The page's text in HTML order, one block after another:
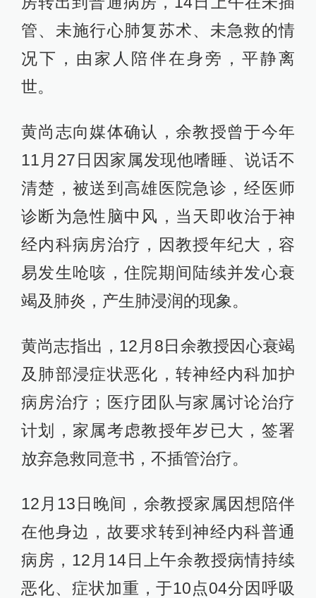
管、未施行心肺复苏术、未急救的情
况下，由家人陪伴在身旁，平静离
世。
黄尚志向媒体确认，余教授曾于今年
11月27日因家属发现他嗜睡、说话不
清楚，被送到高雄医院急诊，经医师
诊断为急性脑中风，当天即收治于神
经内科病房治疗，因教授年纪大，容
易发生呛咳，住院期间陆续并发心衰
竭及肺炎，产生肺浸润的现象。
黄尚志指出，12月8日余教授因心衰竭
及肺部浸症状恶化，转神经内科加护
病房治疗；医疗团队与家属讨论治疗
计划，家属考虑教授年岁已大，签署
放弃急救同意书，不插管治疗。
12月13日晚间，余教授家属因想陪伴
在他身边，故要求转到神经内科普通
病房，12月14日上午余教授病情持续
恶化、症状加重，于10点04分因呼吸